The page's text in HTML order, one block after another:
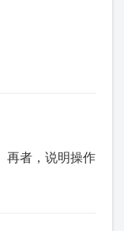
再者，说明操作